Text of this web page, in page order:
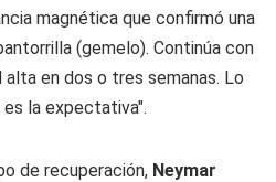
magnética que confirmó una
(gemelo). Continúa con
en dos o tres semanas. Lo
es la expectativa".
de recuperación, Neymar